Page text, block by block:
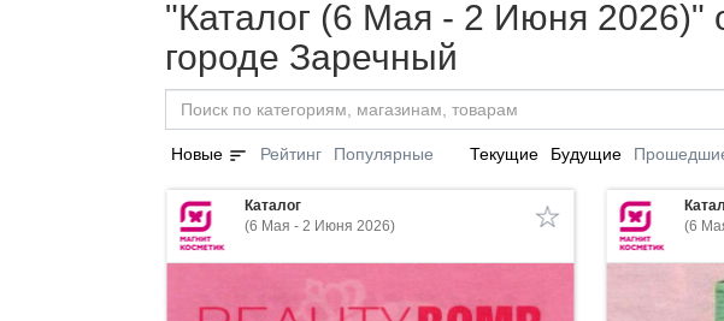
"Каталог (6 Мая - 2 Июня 2026)"
городе Заречный
Новые sort Рейтинг Популярные Текущие Будущие
Каталог
(6 Мая - 2 Июня 2026)
(6